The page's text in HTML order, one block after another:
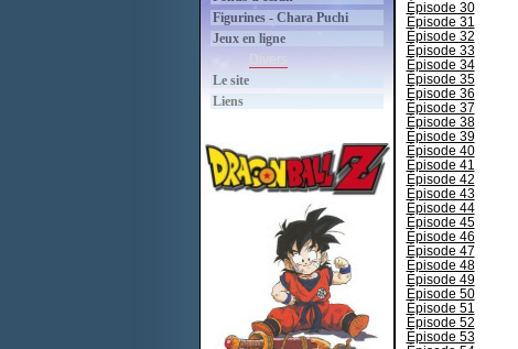
Figurines - Chara Puchi
Jeux en ligne
Le site
Liens
Épisode 30
Épisode 31
Épisode 32
Épisode 33
Épisode 34
Épisode 35
Épisode 36
Épisode 37
Épisode 38
Épisode 39
Épisode 40
Épisode 41
Épisode 42
Épisode 43
Épisode 44
Épisode 45
Épisode 46
Épisode 47
Épisode 48
Épisode 49
Épisode 50
Épisode 51
Épisode 52
Épisode 53